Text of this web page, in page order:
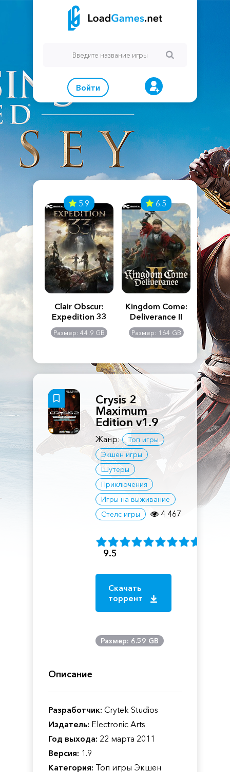
Войти
Creed
5.9
Clair Obscur:
Expedition 33
Размер: 44.9 GB
6.5
Kingdom Come:
Deliverance II
Размер: 164 GB
The
Crysis 2
Maximum
Edition v1.9
Жанр:
Топ игры
Экшен игры
Шутеры
Приключения
Игры на выживание
Стелс игры
4 467
9.5
Скачать
торрент
Размер: 6.59 GB
Описание
Разработчик: Crytek Studios
Издатель: Electronic Arts
Год выхода: 22 марта 2011
Версия: 1.9
Категория: Топ игры Экшен